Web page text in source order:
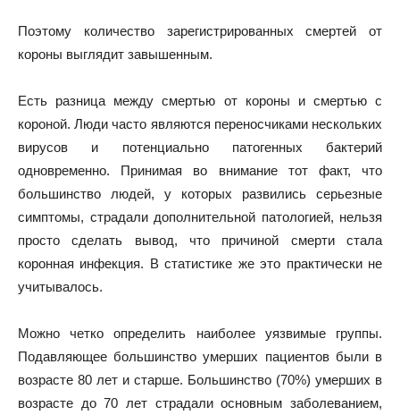
Поэтому количество зарегистрированных смертей от
короны выглядит завышенным.
Есть разница между смертью от короны и смертью с
короной. Люди часто являются переносчиками нескольких
вирусов и потенциально патогенных бактерий
одновременно. Принимая во внимание тот факт, что
большинство людей, у которых развились серьезные
симптомы, страдали дополнительной патологией, нельзя
просто сделать вывод, что причиной смерти стала
коронная инфекция. В статистике же это практически не
учитывалось.
Можно четко определить наиболее уязвимые группы.
Подавляющее большинство умерших пациентов были в
возрасте 80 лет и старше. Большинство (70%) умерших в
возрасте до 70 лет страдали основным заболеванием,